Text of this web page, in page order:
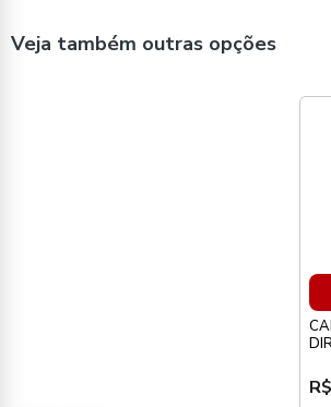
Veja também outras opções